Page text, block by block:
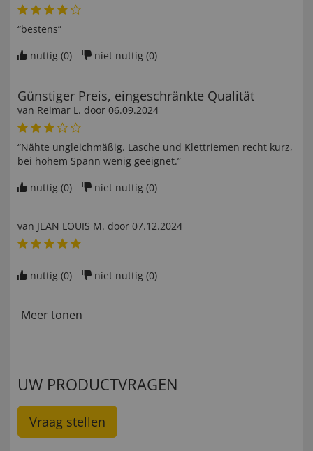
“bestens”
nuttig (0) niet nuttig (0)
Günstiger Preis, eingeschränkte Qualität
van Reimar L. door 06.09.2024
“Nähte ungleichmäßig. Lasche und Klettriemen recht kurz,
bei hohem Spann wenig geeignet.”
nuttig (0) niet nuttig (0)
van JEAN LOUIS M. door 07.12.2024
nuttig (0) niet nuttig (0)
Meer tonen
UW PRODUCTVRAGEN
Vraag stellen